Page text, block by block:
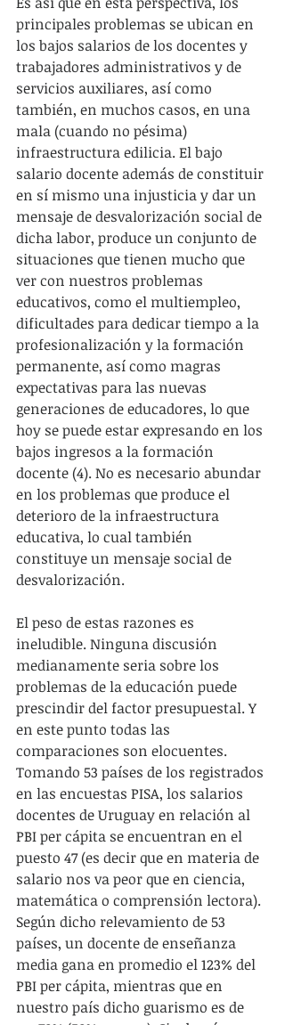
principales problemas se ubican en
los bajos salarios de los docentes y
trabajadores administrativos y de
servicios auxiliares, así como
también, en muchos casos, en una
mala (cuando no pésima)
infraestructura edilicia. El bajo
salario docente además de constituir
en sí mismo una injusticia y dar un
mensaje de desvalorización social de
dicha labor, produce un conjunto de
situaciones que tienen mucho que
ver con nuestros problemas
educativos, como el multiempleo,
dificultades para dedicar tiempo a la
profesionalización y la formación
permanente, así como magras
expectativas para las nuevas
generaciones de educadores, lo que
hoy se puede estar expresando en los
bajos ingresos a la formación
docente (4). No es necesario abundar
en los problemas que produce el
deterioro de la infraestructura
educativa, lo cual también
constituye un mensaje social de
desvalorización.
El peso de estas razones es
ineludible. Ninguna discusión
medianamente seria sobre los
problemas de la educación puede
prescindir del factor presupuestal. Y
en este punto todas las
comparaciones son elocuentes.
Tomando 53 países de los registrados
en las encuestas PISA, los salarios
docentes de Uruguay en relación al
PBI per cápita se encuentran en el
puesto 47 (es decir que en materia de
salario nos va peor que en ciencia,
matemática o comprensión lectora).
Según dicho relevamiento de 53
países, un docente de enseñanza
media gana en promedio el 123% del
PBI per cápita, mientras que en
nuestro país dicho guarismo es de